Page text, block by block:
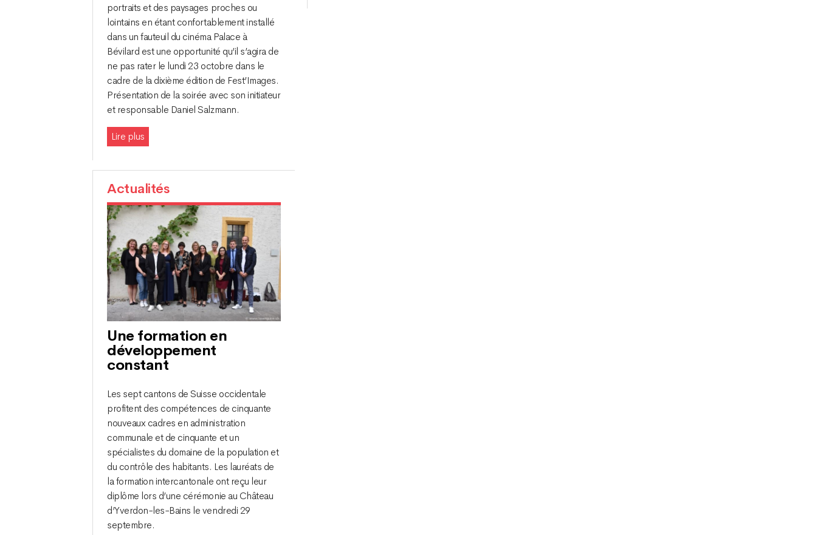
portraits et des paysages proches ou
lointains en étant confortablement installé
dans un fauteuil du cinéma Palace à
Bévilard est une opportunité qu’il s’agira de
ne pas rater le lundi 23 octobre dans le
cadre de la dixième édition de Fest’Images.
Présentation de la soirée avec son initiateur
et responsable Daniel Salzmann.
Lire plus
Actualités
Une formation en
développement
constant
Les sept cantons de Suisse occidentale
profitent des compétences de cinquante
nouveaux cadres en administration
communale et de cinquante et un
spécialistes du domaine de la population et
du contrôle des habitants. Les lauréats de
la formation intercantonale ont reçu leur
diplôme lors d’une cérémonie au Château
d’Yverdon-les-Bains le vendredi 29
septembre.